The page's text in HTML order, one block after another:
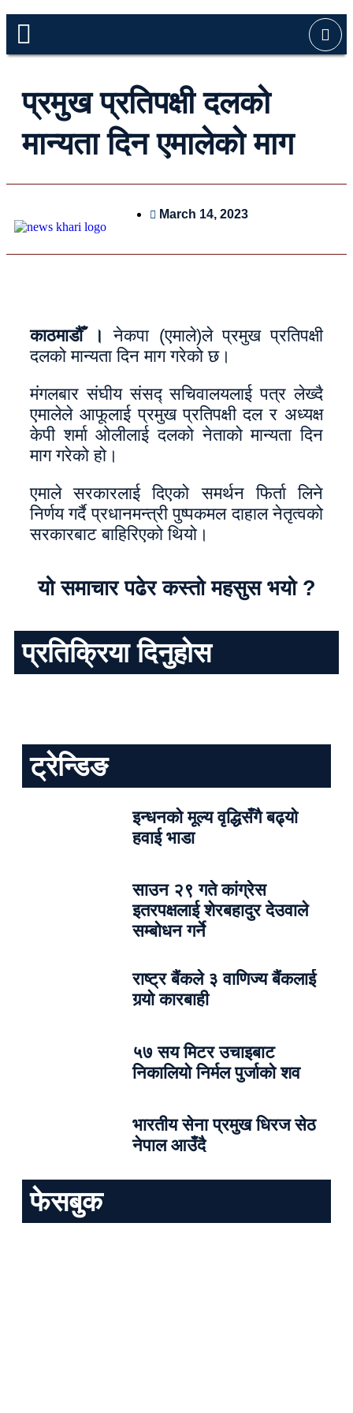
प्रमुख प्रतिपक्षी दलको
मान्यता दिन एमालेको माग
March 14, 2023
काठमाडौँ । नेकपा (एमाले)ले प्रमुख प्रतिपक्षी
दलको मान्यता दिन माग गरेको छ।
मंगलबार संघीय संसद्‍ सचिवालयलाई पत्र लेख्दै
एमालेले आफूलाई प्रमुख प्रतिपक्षी दल र अध्यक्ष
केपी शर्मा ओलीलाई दलको नेताको मान्यता दिन
माग गरेको हो।
एमाले सरकारलाई दिएको समर्थन फिर्ता लिने
निर्णय गर्दै प्रधानमन्त्री पुष्पकमल दाहाल नेतृत्वको
सरकारबाट बाहिरिएको थियो।
यो समाचार पढेर कस्तो महसुस भयो ?
प्रतिक्रिया दिनुहोस
ट्रेन्डिङ
इन्धनको मूल्य वृद्धिसँगै बढ्यो
हवाई भाडा
साउन २९ गते कांग्रेस
इतरपक्षलाई शेरबहादुर देउवाले
सम्बोधन गर्ने
राष्ट्र बैंकले ३ वाणिज्य बैंकलाई
गर्‍यो कारबाही
५७ सय मिटर उचाइबाट
निकालियो निर्मल पुर्जाको शव
भारतीय सेना प्रमुख धिरज सेठ
नेपाल आउँदै
फेसबुक